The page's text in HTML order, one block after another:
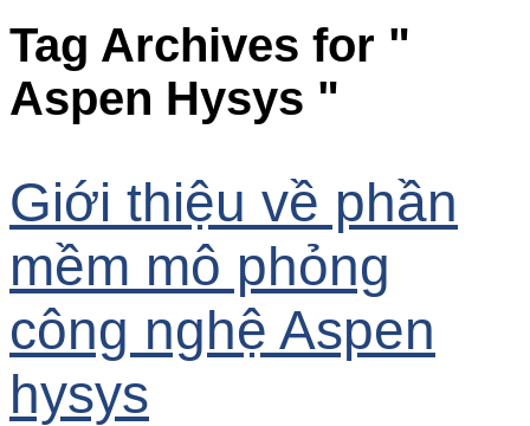
Tag Archives for "
Aspen Hysys "
Giới thiệu về phần
mềm mô phỏng
công nghệ Aspen
hysys